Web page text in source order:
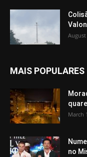
August
MAIS POPULARES
March
no